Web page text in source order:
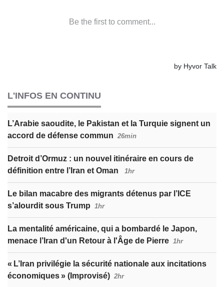
L'INFOS EN CONTINU
L’Arabie saoudite, le Pakistan et la Turquie signent un
accord de défense commun 26min
Detroit d’Ormuz : un nouvel itinéraire en cours de
définition entre l’Iran et Oman
1hr
Le bilan macabre des migrants détenus par l’ICE
s’alourdit sous Trump 1hr
La mentalité américaine, qui a bombardé le Japon,
menace l’Iran d'un Retour à l'Âge de Pierre 1hr
« L’Iran privilégie la sécurité nationale aux incitations
économiques » (Improvisé) 2hr